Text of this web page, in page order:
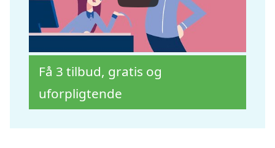
Få 3 tilbud, gratis og
uforpligtende